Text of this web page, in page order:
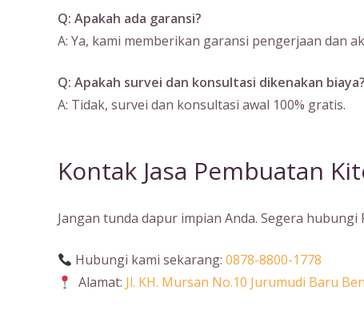
Q: Apakah ada garansi?
A: Ya, kami memberikan garansi pengerjaan dan
Q: Apakah survei dan konsultasi dikenakan biaya?
A: Tidak, survei dan konsultasi awal 100% gratis.
Kontak Jasa Pembuatan
Jangan tunda dapur impian Anda. Segera
Hubungi kami sekarang:0878-8800-1778
Alamat: Jl. KH. Mursan No.10 Jurumudi Baru